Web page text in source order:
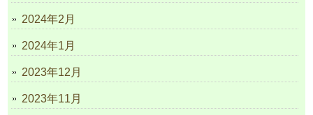
2024年2月
2024年1月
2023年12月
2023年11月